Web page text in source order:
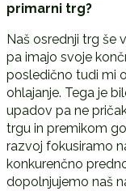
primarni trg?
Naš osrednji trg še
pa imajo svoje
posledično tudi mi
ohlajanje. Tega je
upadov pa ne
trgu in premikom
razvoj fokusiramo
konkurenčno
dopolnjujemo naš